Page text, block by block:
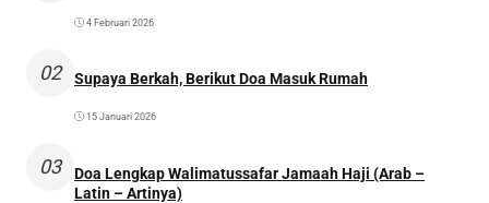
4 Februari 2026
02 Supaya Berkah, Berikut Doa Masuk Rumah
15 Januari 2026
03
Doa Lengkap Walimatussafar Jamaah Haji (Arab –
Latin – Artinya)